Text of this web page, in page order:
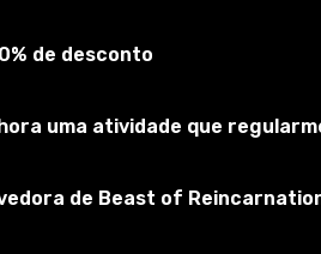
de desconto
uma atividade que
de Beast of